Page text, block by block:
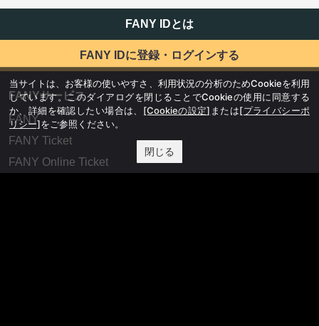
FANY IDとは
FANY IDに登録・ログインする
FANYサービス
FANY
FANY Ticket
FANY Online Ticket
当サイトは、お客様の使いやすさ、利用状況の分析のためCookieを利用
しています。このダイアログを閉じることでCookieの使用に同意する
か、詳細を確認したい場合は、 [Cookieの設定] または[プライバシーポ
リシー]をご参照ください。
閉じる